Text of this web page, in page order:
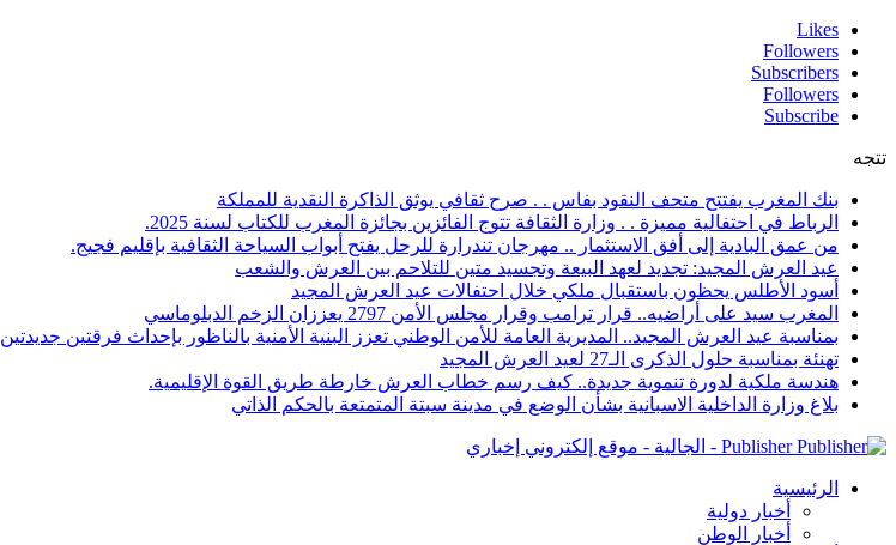
Likes
Followers
Subscribers
Followers
Subscribe
تتجه
بنك المغرب يفتتح متحف النقود بفاس . . صرح ثقافي يوثق الذاكرة النقدية للمملكة
الرباط في احتفالية مميزة . . وزارة الثقافة تتوج الفائزين بجائزة المغرب للكتاب لسنة 2025.
من عمق البادية إلى أفق الاستثمار .. مهرجان تندرارة للرحل يفتح أبواب السياحة الثقافية بإقليم فجيج.
عيد العرش المجيد: تجديد لعهد البيعة وتجسيد متين للتلاحم بين العرش والشعب
أسود الأطلس يحظون باستقبال ملكي خلال احتفالات عيد العرش المجيد
المغرب سيد على أراضيه.. قرار ترامب وقرار مجلس الأمن 2797 يعززان الزخم الدبلوماسي
بمناسبة عيد العرش المجيد.. المديرية العامة للأمن الوطني تعزز البنية الأمنية بالناظور بإحداث فرقتين جديدتين
تهنئة بمناسبة حلول الذكرى الـ27 لعيد العرش المجيد
هندسة ملكية لدورة تنموية جديدة.. كيف رسم خطاب العرش خارطة طريق القوة الإقليمية.
بلاغ وزارة الداخلية الاسبانية بشأن الوضع في مدينة سبتة المتمتعة بالحكم الذاتي
Publisher - الجالية - موقع إلكتروني إخباري
الرئيسية
أخبار دولية
أخبار الوطن